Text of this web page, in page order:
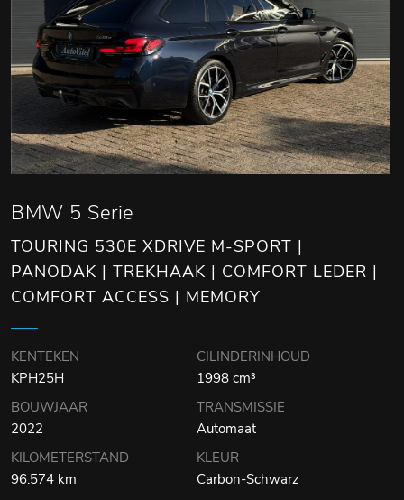
BMW 5 Serie
TOURING 530E XDRIVE M-SPORT |
PANODAK | TREKHAAK | COMFORT LEDER |
COMFORT ACCESS | MEMORY
KENTEKEN
KPH25H
CILINDERINHOUD
1998 cm³
BOUWJAAR
2022
TRANSMISSIE
Automaat
KILOMETERSTAND
96.574 km
KLEUR
Carbon-Schwarz